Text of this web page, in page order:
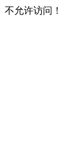
不允许访问！